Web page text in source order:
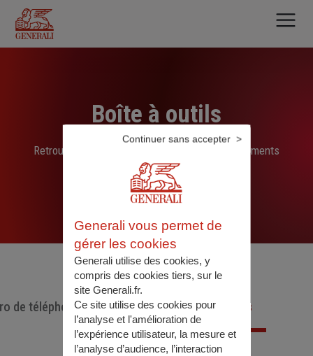
contenu
principal
Boîte à outils
Retrouvez ici les liens, N° de téléphone et documents
sélectionnés par nos soins
de téléphone utiles Documents utiles
Generali vous permet de
gérer les cookies
Generali utilise des cookies, y
compris des cookies tiers, sur le
site Generali.fr.
Ce site utilise des cookies pour
l’analyse et l'amélioration de
l’expérience utilisateur, la mesure et
l’analyse d’audience, l’interaction
Continuer sans accepter